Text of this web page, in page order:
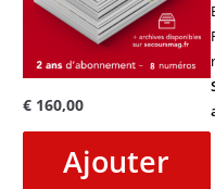
€160,00
Ajouter